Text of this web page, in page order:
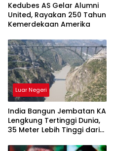
Kedubes AS Gelar Alumni
United, Rayakan 250 Tahun
Kemerdekaan Amerika
Luar Negeri
India Bangun Jembatan KA
Lengkung Tertinggi Dunia,
35 Meter Lebih Tinggi dari